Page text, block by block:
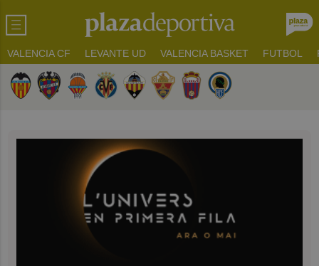
VALENCIA CF LEVANTE UD VALENCIA BASKET FUTBOL